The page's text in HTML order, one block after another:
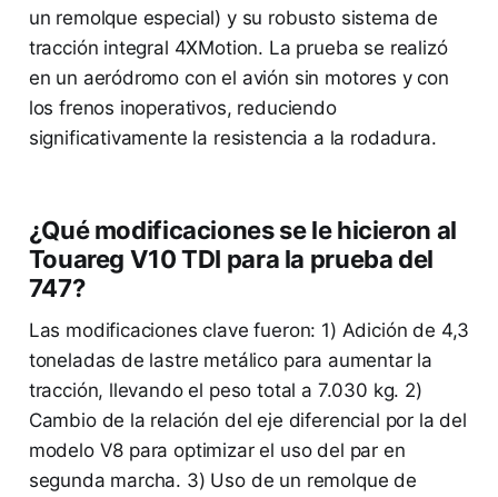
un remolque especial) y su robusto sistema de
tracción integral 4XMotion. La prueba se realizó
en un aeródromo con el avión sin motores y con
los frenos inoperativos, reduciendo
significativamente la resistencia a la rodadura.
¿Qué modificaciones se le hicieron al
Touareg V10 TDI para la prueba del
747?
Las modificaciones clave fueron: 1) Adición de 4,3
toneladas de lastre metálico para aumentar la
tracción, llevando el peso total a 7.030 kg. 2)
Cambio de la relación del eje diferencial por la del
modelo V8 para optimizar el uso del par en
segunda marcha. 3) Uso de un remolque de